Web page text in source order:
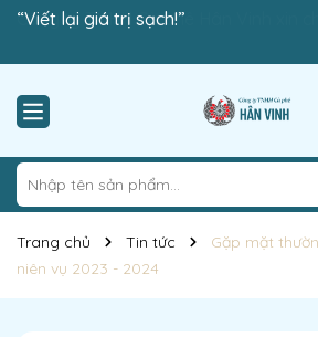
Công ty TNHH Cà phê Hân Vinh xin
“Viết lại giá trị sạch!”
Trang chủ Tin tức
Gặp mặt
niên vụ 2023 - 2024